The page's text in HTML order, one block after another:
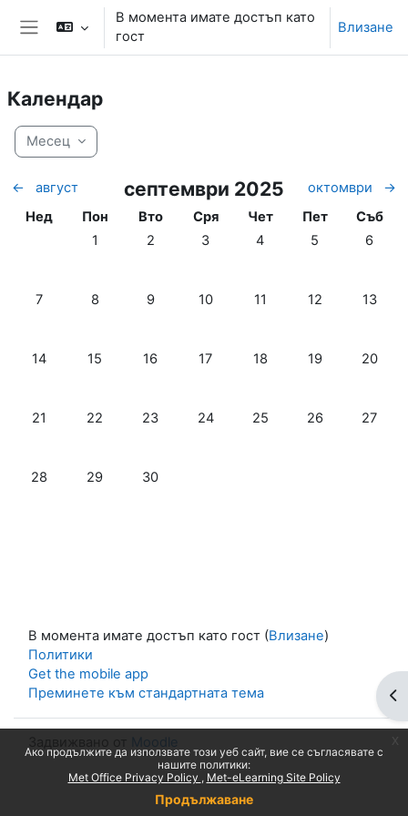
Прескочи на основното съдържание
Ако продължите да използвате този уеб сайт, вие се съгласявате с
нашите политики:
Met Office Privacy Policy
Met-eLearning Site Policy
Продължаване
Страничен панел
В момента имате достъп като
гост
Влизане
Календар
Месец
← август септември 2025 октомври
→
неделя
Нед Понеделник
Пон вторник
Вто Сряда
Сря четвъртък
Чет петък
Пет събота
Съб
Няма събития, понеделник, 1 септември
1 Няма събития, вторник, 2 септември
2 Няма събития, сряда, 3
3 Няма събития,
4 Няма събития,
5 Няма
6
Няма събития, неделя, 7 септември
7 Няма събития, понеделник, 8 септември
8 Няма събития, вторник, 9 септември
9 Няма събития, сряда, 10
10 Няма събития,
11 Няма събития,
12 Няма
13
Няма събития, неделя, 14 септември
14 Няма събития, понеделник, 15 септември
15 Няма събития, вторник, 16 септември
16 Няма събития, сряда, 17
17 Няма събития,
18 Няма събития,
19 Няма
20
Няма събития, неделя, 21 септември
21 Няма събития, понеделник, 22 септември
22 Няма събития, вторник, 23 септември
23 Няма събития, сряда, 24
24 Няма събития,
25 Няма събития,
26 Няма
27
Няма събития, неделя, 28 септември
28 Няма събития, понеделник, 29 септември
29 Няма събития, вторник, 30 септември
30
В момента имате достъп като гост (Влизане)
Политики
Get the mobile app
Преминете към стандартната тема
Moodle